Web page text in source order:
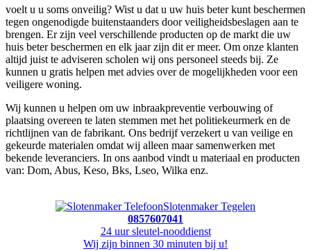
voelt u u soms onveilig? Wist u dat u uw huis beter kunt beschermen
tegen ongenodigde buitenstaanders door veiligheidsbeslagen aan te
brengen. Er zijn veel verschillende producten op de markt die uw
huis beter beschermen en elk jaar zijn dit er meer. Om onze klanten
altijd juist te adviseren scholen wij ons personeel steeds bij. Ze
kunnen u gratis helpen met advies over de mogelijkheden voor een
veiligere woning.
Wij kunnen u helpen om uw inbraakpreventie verbouwing of
plaatsing overeen te laten stemmen met het politiekeurmerk en de
richtlijnen van de fabrikant. Ons bedrijf verzekert u van veilige en
gekeurde materialen omdat wij alleen maar samenwerken met
bekende leveranciers. In ons aanbod vindt u materiaal en producten
van: Dom, Abus, Keso, Bks, Lseo, Wilka enz.
Slotenmaker Tegelen
0857607041
24 uur sleutel-nooddienst
Wij zijn binnen 30 minuten bij u!